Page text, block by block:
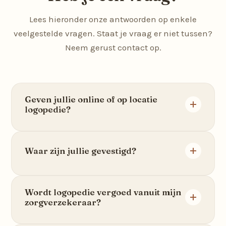
Lees hieronder onze antwoorden op enkele
veelgestelde vragen. Staat je vraag er niet tussen?
Neem gerust contact op.
Geven jullie online of op locatie
logopedie?
Ook is afwisseling hierin mogelijk. Neem
Waar zijn jullie gevestigd?
Rotterdam Charlois, Rotterdam Katendrecht,
Strijen en Spijkenisse, afhankelijk van de dag.
Wordt logopedie vergoed vanuit mijn
zorgverzekeraar?